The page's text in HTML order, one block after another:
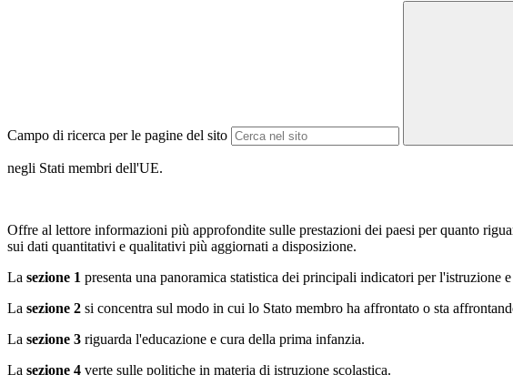
Campo di ricerca per le pagine del sito
negli Stati membri dell'UE.
Offre al lettore informazioni più approfondite sulle prestazioni dei paesi per quanto
sui dati quantitativi e qualitativi più aggiornati a disposizione.
La sezione 1 presenta una panoramica statistica dei principali indicatori per l'istruzione
La sezione 2 si concentra sul modo in cui lo Stato membro ha affrontato o sta
La sezione 3 riguarda l'educazione e cura della prima infanzia.
La sezione 4 verte sulle politiche in materia di istruzione scolastica.